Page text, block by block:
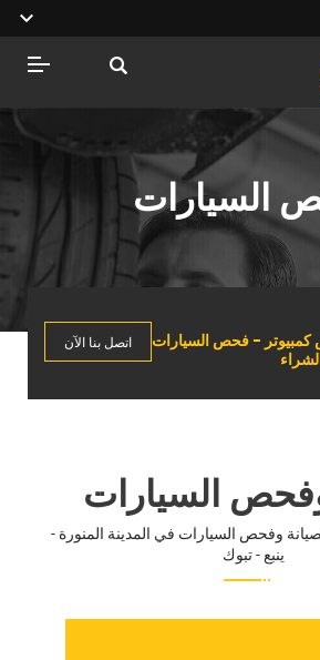
السيارات
- فحص السيارات
اتصل بنا الآن
السيارات
وفحص السيارات في المدينة المنورة -
ينبع - تبوك